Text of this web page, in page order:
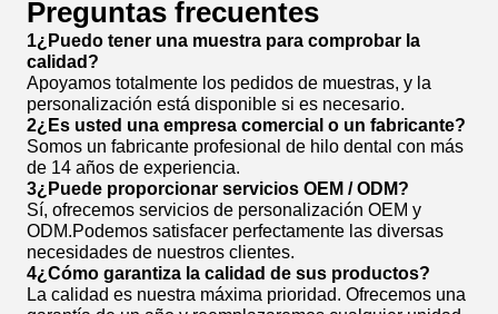
Preguntas frecuentes
1¿Puedo tener una muestra para comprobar la
calidad?
Apoyamos totalmente los pedidos de muestras, y la
personalización está disponible si es necesario.
2¿Es usted una empresa comercial o un fabricante?
Somos un fabricante profesional de hilo dental con más
de 14 años de experiencia.
3¿Puede proporcionar servicios OEM / ODM?
Sí, ofrecemos servicios de personalización OEM y
ODM.Podemos satisfacer perfectamente las diversas
necesidades de nuestros clientes.
4¿Cómo garantiza la calidad de sus productos?
La calidad es nuestra máxima prioridad. Ofrecemos una